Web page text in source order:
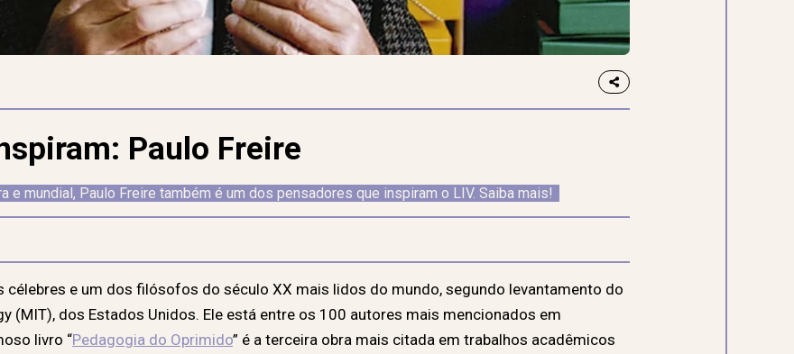
Paulo Freire
e mundial, Paulo Freire também é um dos pensadores que inspiram o LIV. Saiba mais!
célebres e um dos filósofos do século XX mais lidos do mundo, segundo levantamento do
(MIT), dos Estados Unidos. Ele está entre os 100 autores mais mencionados em
livro “Pedagogia do Oprimido” é a terceira obra mais citada em trabalhos acadêmicos